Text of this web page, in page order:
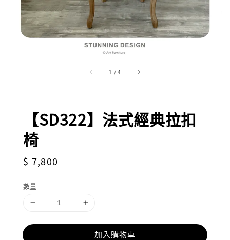
1 /4
【SD322】法式經典拉扣
椅
Regular
$ 7,800
數量
加入購物車